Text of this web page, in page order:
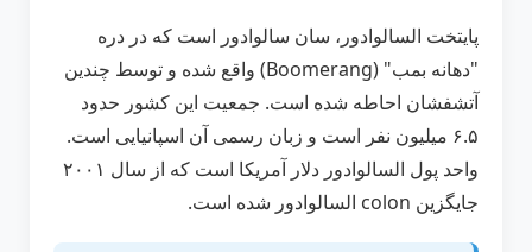
پایتخت السالوادور، سان سالوادور است که در دره
"دهانه بمب" (Boomerang) واقع شده و توسط چندین
آتشفشان احاطه شده است. جمعیت این کشور حدود
۶.۵ میلیون نفر است و زبان رسمی آن اسپانیایی است.
واحد پول السالوادور دلار آمریکا است که از سال ۲۰۰۱
جایگزین colon السالوادور شده است.